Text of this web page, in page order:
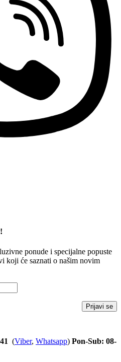
ponude i specijalne popuste
koji će saznati o našim novim
(Viber, Whatsapp) Pon-Sub: 08-